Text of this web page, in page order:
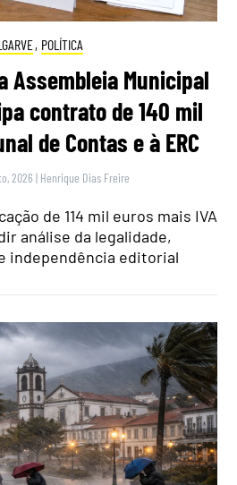
, POLÍTICA
Assembleia Municipal
contrato de 140 mil
de Contas e à ERC
2026 | Henrique Dias Freire
de 114 mil euros mais IVA
análise da legalidade,
independência editorial